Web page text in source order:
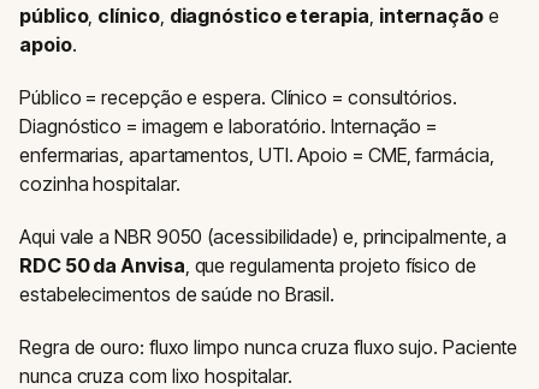
público, clínico, diagnóstico e terapia internaçãoe
apoio.
Público = recepção e espera. Clínico = consultórios.
Diagnóstico = imagem e laboratório. Internação =
enfermarias, apartamentos, UTI. Apoio = CME, farmácia,
cozinha hospitalar.
Aqui vale a NBR 9050 (acessibilidade) e, principalmente, a
RDC 50 da Anvisa , que regulamenta projeto físico de
estabelecimentos de saúde no Brasil.
Regra de ouro: fluxo limpo nunca cruza fluxo sujo. Paciente
nunca cruza com lixo hospitalar.